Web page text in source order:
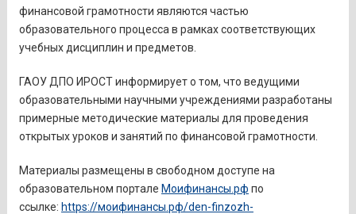
финансовой грамотности являются частью
образовательного процесса в рамках соответствующих
учебных дисциплин и предметов.
ГАОУ ДПО ИРОСТ информирует о том, что ведущими
образовательными научными учреждениями разработаны
примерные методические материалы для проведения
открытых уроков и занятий по финансовой грамотности.
Материалы размещены в свободном доступе на
образовательном портале Моифинансы.рф по
ссылке: https://моифинансы.рф/den-finzozh-